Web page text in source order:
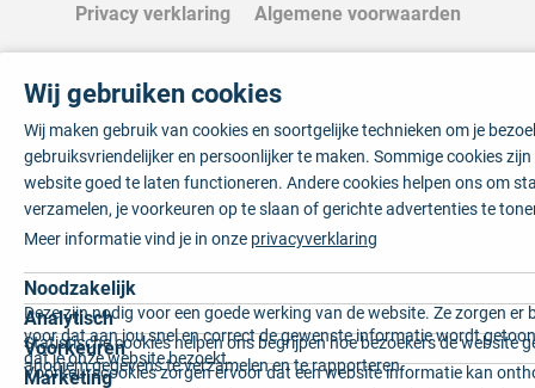
Privacy verklaring Algemene voorwaarden
Wij gebruiken cookies
Wij maken gebruik van cookies en soortgelijke technieken om je
gebruiksvriendelijker en persoonlijker te maken. Sommige cookies
website goed te laten functioneren. Andere cookies helpen ons om
verzamelen, je voorkeuren op te slaan of gerichte advertenties te
Meer informatie vind je in onze privacyverklaring
Noodzakelijk
Deze zijn nodig voor een goede werking van de website. Ze zorgen er
voor dat aan jou snel en correct de gewenste informatie wordt
dat je onze website bezoekt.
Analytisch
Statistische cookies helpen ons begrijpen hoe bezoekers de website
anoniem gegevens te verzamelen en te rapporteren.
Voorkeuren
Voorkeurscookies zorgen ervoor dat een website informatie kan
Marketing